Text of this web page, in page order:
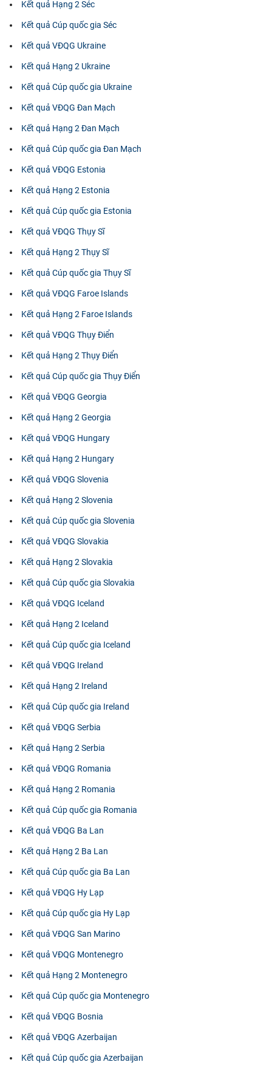
Kết quả Hạng 2 Séc
Kết quả Cúp quốc gia Séc
Kết quả VĐQG Ukraine
Kết quả Hạng 2 Ukraine
Kết quả Cúp quốc gia Ukraine
Kết quả VĐQG Đan Mạch
Kết quả Hạng 2 Đan Mạch
Kết quả Cúp quốc gia Đan Mạch
Kết quả VĐQG Estonia
Kết quả Hạng 2 Estonia
Kết quả Cúp quốc gia Estonia
Kết quả VĐQG Thụy Sĩ
Kết quả Hạng 2 Thụy Sĩ
Kết quả Cúp quốc gia Thụy Sĩ
Kết quả VĐQG Faroe Islands
Kết quả Hạng 2 Faroe Islands
Kết quả VĐQG Thụy Điển
Kết quả Hạng 2 Thụy Điển
Kết quả Cúp quốc gia Thụy Điển
Kết quả VĐQG Georgia
Kết quả Hạng 2 Georgia
Kết quả VĐQG Hungary
Kết quả Hạng 2 Hungary
Kết quả VĐQG Slovenia
Kết quả Hạng 2 Slovenia
Kết quả Cúp quốc gia Slovenia
Kết quả VĐQG Slovakia
Kết quả Hạng 2 Slovakia
Kết quả Cúp quốc gia Slovakia
Kết quả VĐQG Iceland
Kết quả Hạng 2 Iceland
Kết quả Cúp quốc gia Iceland
Kết quả VĐQG Ireland
Kết quả Hạng 2 Ireland
Kết quả Cúp quốc gia Ireland
Kết quả VĐQG Serbia
Kết quả Hạng 2 Serbia
Kết quả VĐQG Romania
Kết quả Hạng 2 Romania
Kết quả Cúp quốc gia Romania
Kết quả VĐQG Ba Lan
Kết quả Hạng 2 Ba Lan
Kết quả Cúp quốc gia Ba Lan
Kết quả VĐQG Hy Lạp
Kết quả Cúp quốc gia Hy Lạp
Kết quả VĐQG San Marino
Kết quả VĐQG Montenegro
Kết quả Hạng 2 Montenegro
Kết quả Cúp quốc gia Montenegro
Kết quả VĐQG Bosnia
Kết quả VĐQG Azerbaijan
Kết quả Cúp quốc gia Azerbaijan